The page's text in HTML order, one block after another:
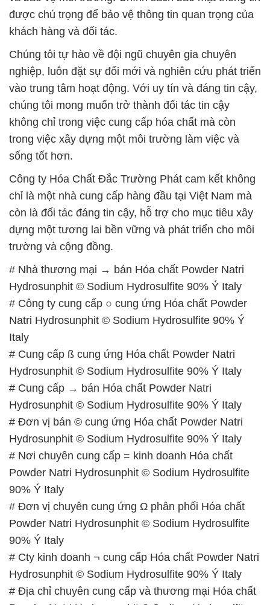
sống tốt hơn.
Công ty Hóa Chất Đắc Trường Phát cam kết không
chỉ là một nhà cung cấp hàng đầu tại Việt Nam mà
còn là đối tác đáng tin cậy, hỗ trợ cho mục tiêu xây
dựng một tương lai bền vững và phát triển cho môi
trường và cộng đồng.
# Nhà thương mại → bán Hóa chất Powder Natri
Hydrosunphit © Sodium Hydrosulfite 90% Ý Italy
# Công ty cung cấp ○ cung ứng Hóa chất Powder
Natri Hydrosunphit © Sodium Hydrosulfite 90% Ý
Italy
# Cung cấp ß cung ứng Hóa chất Powder Natri
Hydrosunphit © Sodium Hydrosulfite 90% Ý Italy
# Cung cấp → bán Hóa chất Powder Natri
Hydrosunphit © Sodium Hydrosulfite 90% Ý Italy
# Đơn vị bán © cung ứng Hóa chất Powder Natri
Hydrosunphit © Sodium Hydrosulfite 90% Ý Italy
# Nơi chuyên cung cấp = kinh doanh Hóa chất
Powder Natri Hydrosunphit © Sodium Hydrosulfite
90% Ý Italy
# Đơn vị chuyên cung ứng Ω phân phối Hóa chất
Powder Natri Hydrosunphit © Sodium Hydrosulfite
90% Ý Italy
# Cty kinh doanh ¬ cung cấp Hóa chất Powder Natri
Hydrosunphit © Sodium Hydrosulfite 90% Ý Italy
# Địa chỉ chuyên cung cấp và thương mại Hóa chất
Powder Natri Hydrosunphit © Sodium Hydrosulfite
90% Ý Italy
# Địa chỉ thương mại \ cung cấp Hóa chất Powder
Natri Hydrosunphit © Sodium Hydrosulfite 90% Ý
Italy
# Công ty chuyên kinh doanh ⌡ phân phối Hóa chất
Powder Natri Hydrosunphit © Sodium Hydrosulfite
90% Ý Italy